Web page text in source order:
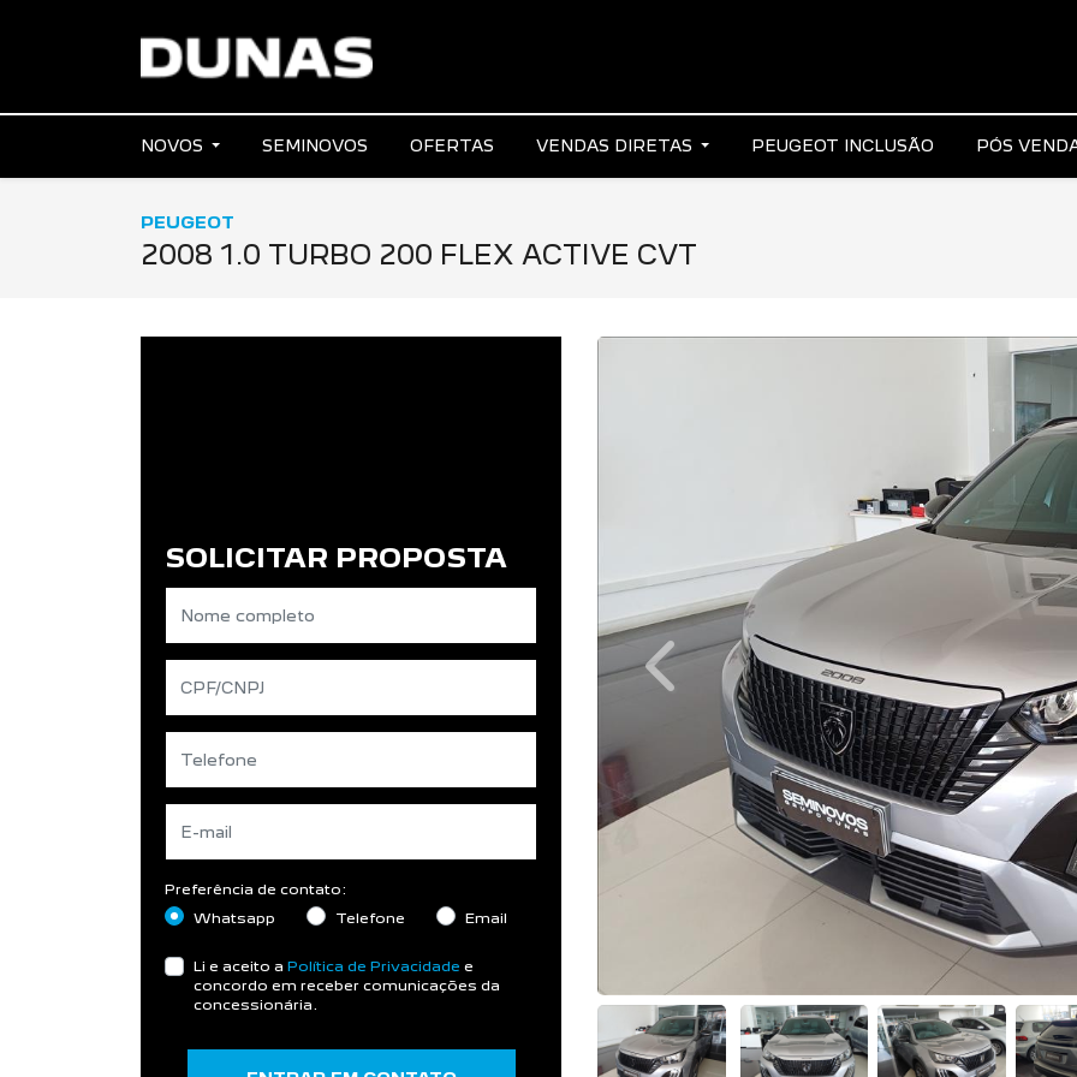
NOVOS SEMINOVOS OFERTAS VENDAS DIRETAS PEUGEOT INCLUSÃO PÓS
PEUGEOT
2008 1.0 TURBO 200 FLEX ACTIVE CVT
Previous
SOLICITAR PROPOSTA
Preferência de contato:
Whatsapp
Telefone Email
Li e aceito a Política de Privacidade e
concordo em receber comunicações da
concessionária.